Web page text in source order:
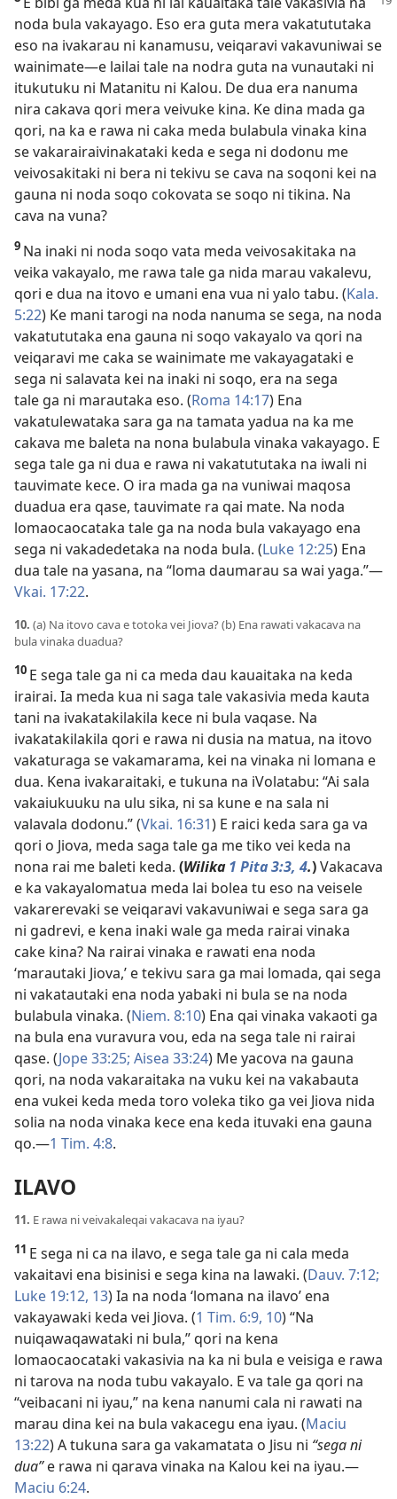
noda bula vakayago. Eso era guta mera vakatututaka
eso na ivakarau ni kanamusu, veiqaravi vakavuniwai se
wainimate​—e lailai tale na nodra guta na vunautaki ni
itukutuku ni Matanitu ni Kalou. De dua era nanuma
nira cakava qori mera veivuke kina. Ke dina mada ga
qori, na ka e rawa ni caka meda bulabula vinaka kina
se vakarairaivinakataki keda e sega ni dodonu me
veivosakitaki ni bera ni tekivu se cava na soqoni kei na
gauna ni noda soqo cokovata se soqo ni tikina. Na
cava na vuna?
9 Na inaki ni noda soqo vata meda veivosakitaka na
veika vakayalo, me rawa tale ga nida marau vakalevu,
qori e dua na itovo e umani ena vua ni yalo tabu. (Kala.
5:22) Ke mani tarogi na noda nanuma se sega, na noda
vakatututaka ena gauna ni soqo vakayalo va qori na
veiqaravi me caka se wainimate me vakayagataki e
sega ni salavata kei na inaki ni soqo, era na sega
tale ga ni marautaka eso. (Roma 14:17) Ena
vakatulewataka sara ga na tamata yadua na ka me
cakava me baleta na nona bulabula vinaka vakayago. E
sega tale ga ni dua e rawa ni vakatututaka na iwali ni
tauvimate kece. O ira mada ga na vuniwai maqosa
duadua era qase, tauvimate ra qai mate. Na noda
lomaocaocataka tale ga na noda bula vakayago ena
sega ni vakadedetaka na noda bula. (Luke 12:25) Ena
dua tale na yasana, na “loma daumarau sa wai yaga.”​—
Vkai. 17:22.
10. (a) Na itovo cava e totoka vei Jiova? (b) Ena rawati vakacava na
bula vinaka duadua?
10 E sega tale ga ni ca meda dau kauaitaka na keda
irairai. Ia meda kua ni saga tale vakasivia meda kauta
tani na ivakatakilakila kece ni bula vaqase. Na
ivakatakilakila qori e rawa ni dusia na matua, na itovo
vakaturaga se vakamarama, kei na vinaka ni lomana e
dua. Kena ivakaraitaki, e tukuna na iVolatabu: “Ai sala
vakaiukuuku na ulu sika, ni sa kune e na sala ni
valavala dodonu.” (Vkai. 16:31) E raici keda sara ga va
qori o Jiova, meda saga tale ga me tiko vei keda na
nona rai me baleti keda. (Wilika1 Pita 3:​3, 4.)Vakacava
e ka vakayalomatua meda lai bolea tu eso na veisele
vakarerevaki se veiqaravi vakavuniwai e sega sara ga
ni gadrevi, e kena inaki wale ga meda rairai vinaka
cake kina? Na rairai vinaka e rawati ena noda
‘marautaki Jiova,’ e tekivu sara ga mai lomada, qai sega
ni vakatautaki ena noda yabaki ni bula se na noda
bulabula vinaka. (Niem. 8:10) Ena qai vinaka vakaoti ga
na bula ena vuravura vou, eda na sega tale ni rairai
qase. (Jope 33:25; Aisea 33:24) Me yacova na gauna
qori, na noda vakaraitaka na vuku kei na vakabauta
ena vukei keda meda toro voleka tiko ga vei Jiova nida
solia na noda vinaka kece ena keda ituvaki ena gauna
qo.​—1 Tim. 4:8.
ILAVO
11. E rawa ni veivakaleqai vakacava na iyau?
11 E sega ni ca na ilavo, e sega tale ga ni cala meda
vakaitavi ena bisinisi e sega kina na lawaki. (Dauv. 7:12;
Luke 19:​12, 13) Ia na noda ‘lomana na ilavo’ ena
vakayawaki keda vei Jiova. (1 Tim. 6:​9, 10) “Na
nuiqawaqawataki ni bula,” qori na kena
lomaocaocataki vakasivia na ka ni bula e veisiga e rawa
ni tarova na noda tubu vakayalo. E va tale ga qori na
“veibacani ni iyau,” na kena nanumi cala ni rawati na
marau dina kei na bula vakacegu ena iyau. (Maciu
13:22) A tukuna sara ga vakamatata o Jisu ni “sega ni
dua”e rawa ni qarava vinaka na Kalou kei na iyau.​—
Maciu 6:24.